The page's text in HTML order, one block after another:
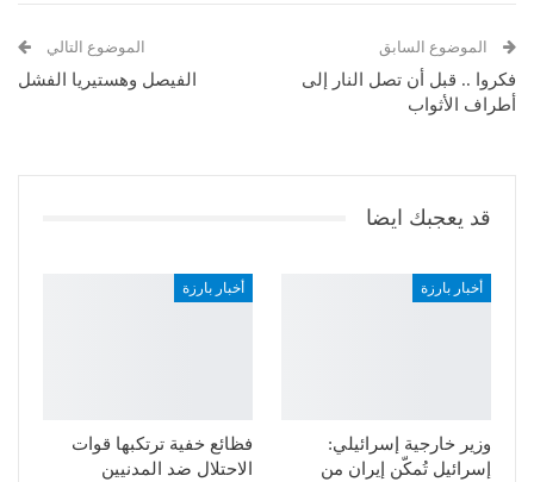
البريد الإلكتروني
الموضوع السابق
فكروا .. قبل أن تصل النار إلى
أطراف الأثواب
الموضوع التالي
الفيصل وهستيريا الفشل
قد يعجبك ايضا
أخبار بارزة
وزير خارجية إسرائيلي:
إسرائيل تُمكّن إيران من
أخبار بارزة
فظائع خفية ترتكبها قوات
الاحتلال ضد المدنيين